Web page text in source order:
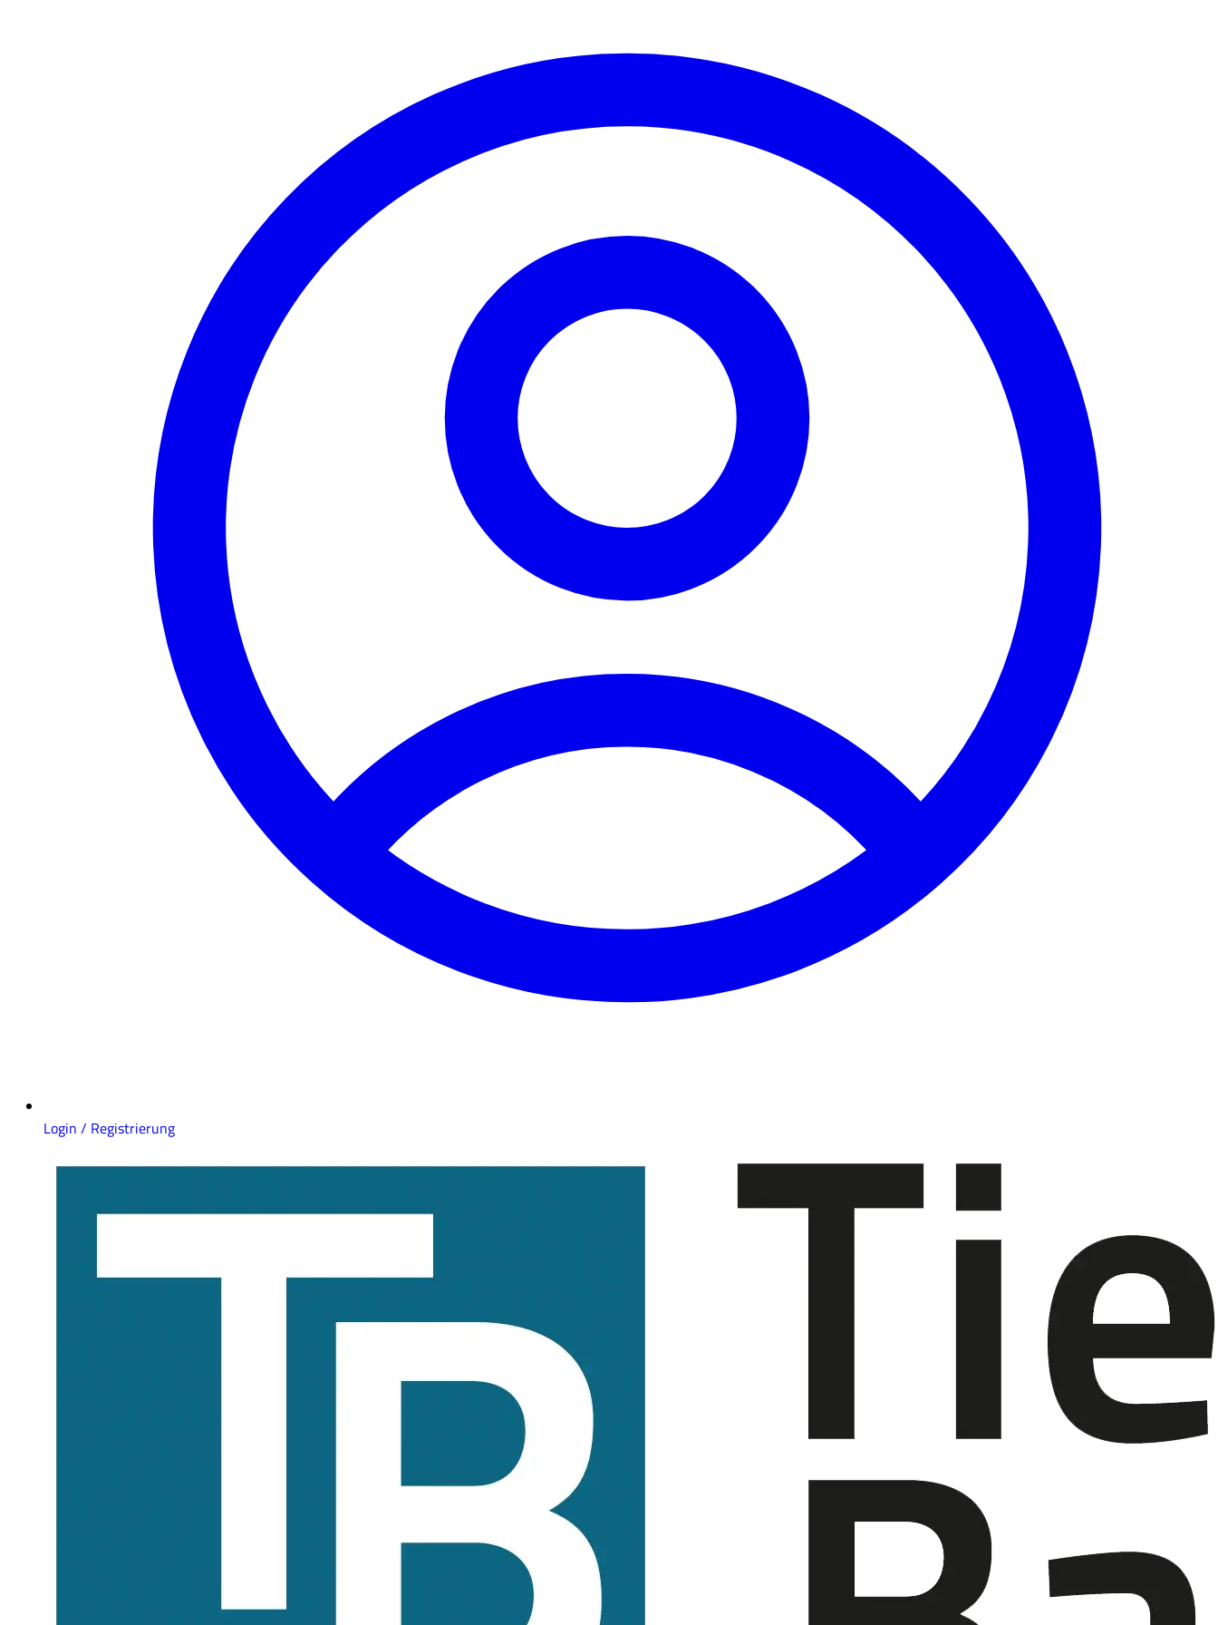
Login / Registrierung